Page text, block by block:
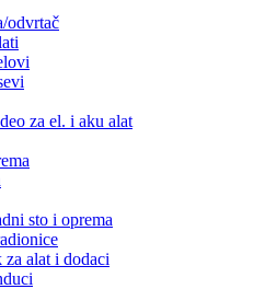
odvrtač
za el. i aku alat
sto i oprema
za alat i dodaci